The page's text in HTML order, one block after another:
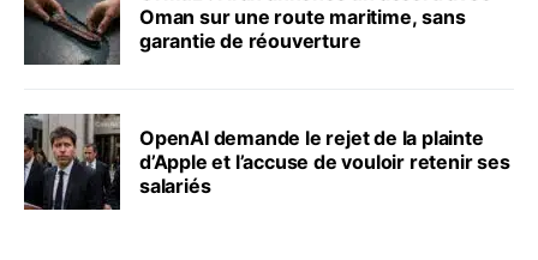
Oman sur une route maritime, sans
garantie de réouverture
OpenAI demande le rejet de la plainte
d’Apple et l’accuse de vouloir retenir ses
salariés